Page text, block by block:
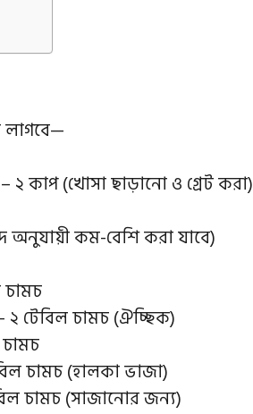
লাগবে—
– ২ কাপ (খোসা ছাড়ানো ও গ্রেট করা)
অনুযায়ী কম-বেশি করা যাবে)
চামচ
২ টেবিল চামচ (ঐচ্ছিক)
চামচ (হালকা ভাজা)
চামচ (সাজানোর জন্য)